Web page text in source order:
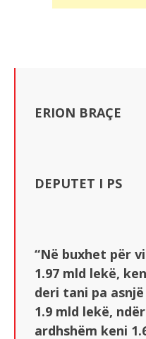
ERION BRAÇE
DEPUTET I PS
“Në buxhet për
1.97 mld lekë,
deri tani pa
1.9 mld lekë,
ardhshëm keni